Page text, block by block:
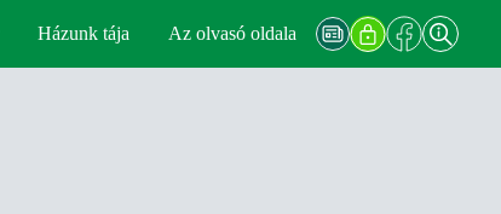
Házunk tája Az olvasó oldala